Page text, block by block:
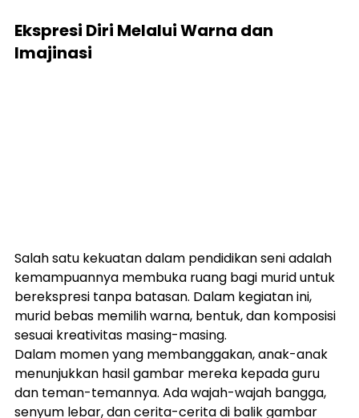
Ekspresi Diri Melalui Warna dan
Imajinasi
Salah satu kekuatan dalam pendidikan seni adalah
kemampuannya membuka ruang bagi murid untuk
berekspresi tanpa batasan. Dalam kegiatan ini,
murid bebas memilih warna, bentuk, dan komposisi
sesuai kreativitas masing-masing.
Dalam momen yang membanggakan, anak-anak
menunjukkan hasil gambar mereka kepada guru
dan teman-temannya. Ada wajah-wajah bangga,
senyum lebar, dan cerita-cerita di balik gambar